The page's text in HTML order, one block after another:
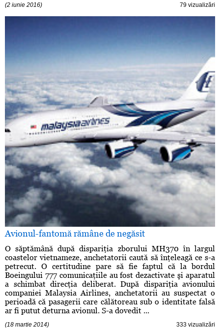
(2 iunie 2016) 79 vizualizări
Avionul-fantomă rămâne de negăsit
O săptămână după dispariţia zborului MH370 în largul
coastelor vietnameze, anchetatorii caută să înţeleagă ce s-a
petrecut. O certitudine pare să fie faptul că la bordul
Boeingului 777 comunicaţiile au fost dezactivate şi aparatul
a schimbat direcţia deliberat. După dispariţia avionului
companiei Malaysia Airlines, anchetatorii au suspectat o
perioadă că pasagerii care călătoreau sub o identitate falsă
ar fi putut deturna avionul. S-a dovedit ...
(18 martie 2014) 333 vizualizări